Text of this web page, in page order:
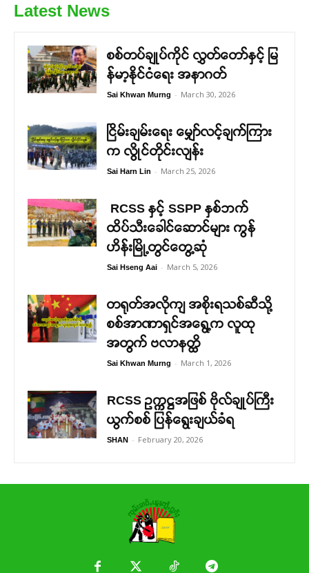
Latest News
စစ်တပ်ချုပ်ကိုင် လွှတ်တော်နှင့် မြ
န်မာ့နိုင်ငံရေး အနာဂတ်
Sai Khwan Murng - March 30, 2026
ငြိမ်းချမ်းရေး မျှော်လင့်ချက်ကြား
က လွိုင်တိုင်းလျန်း
Sai Harn Lin - March 25, 2026
RCSS နှင့် SSPP နှစ်ဘက်
ထိပ်သီးခေါင်ဆောင်များ ကွန်
ဟိန်းမြို့တွင်တွေ့ဆုံ
Sai Hseng Aai - March 5, 2026
တရုတ်အလိုကျ အစိုးရသစ်ဆီသို့
စစ်အာဏာရှင်အရွေ့က လူထု
အတွက် ဗလာနတ္ထိ
Sai Khwan Murng - March 1, 2026
RCSS ဥက္ကဋ္ဌအဖြစ် ဗိုလ်ချုပ်ကြီး
ယွက်စစ် ပြန်ရွေးချယ်ခံရ
SHAN - February 20, 2026